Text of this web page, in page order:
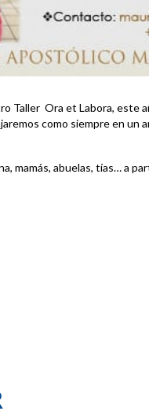
Taller Ora et Labora, este
como siempre en un
mamás, abuelas, tías… a